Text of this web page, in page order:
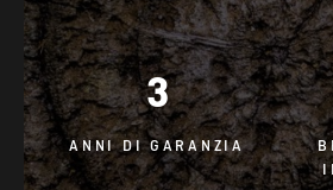
3
ANNI DI GARANZIA